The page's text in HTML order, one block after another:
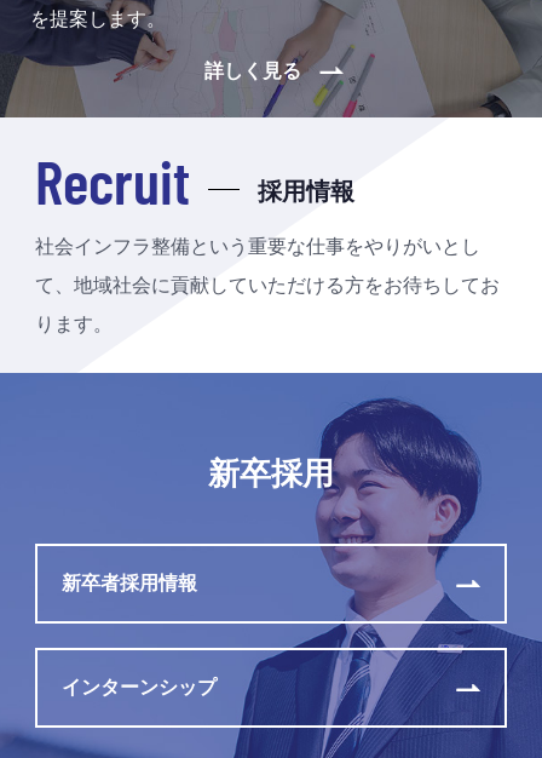
を提案します。
詳しく見る
Recruit 採用情報
社会インフラ整備という重要な仕事をやりがいとし
て、地域社会に貢献していただける方をお待ちしてお
ります。
新卒採用
新卒者採用情報
インターンシップ